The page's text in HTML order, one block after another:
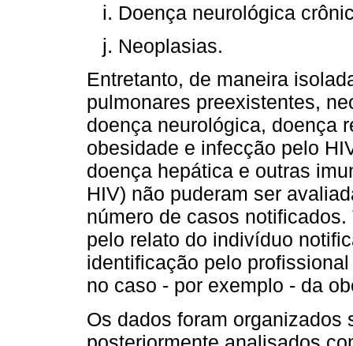
Doença neurológica
Neoplasias.
Entretanto, de maneira
pulmonares preexistentes,
doença neurológica, doença
obesidade e infecção pelo
doença hepática e outras
HIV) não puderam ser
número de casos
pelo relato do indivíduo
identificação pelo
no caso - por exemplo - da
Os dados foram